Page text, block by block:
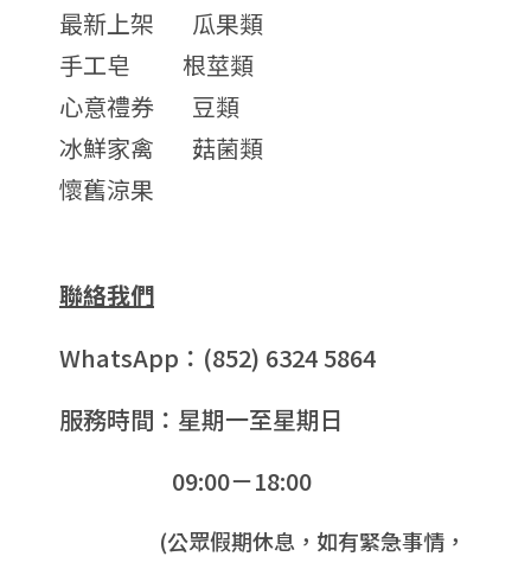
最新上架
瓜果類
手工皂
根莖類
心意禮券
豆類
冰鮮家禽
菇菌類
懷舊涼果
聯絡我們
WhatsApp：(852) 6324 5864
服務時間：星期一至星期日
09:00－18:00
(公眾假期休息，如有緊急事情，